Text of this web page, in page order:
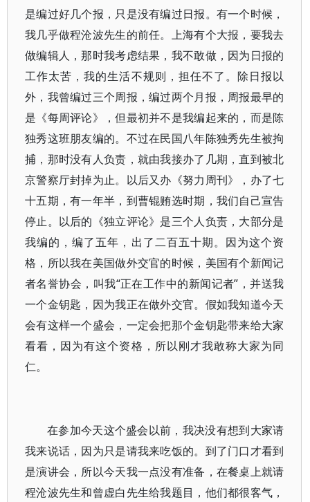
是编过好几个报，只是没有编过日报。有一个时候，
我几乎做程沧波先生的前任。上海有个大报，要我去
做编辑人，那时我考虑结果，我不敢做，因为日报的
工作太苦，我的生活不规则，担任不了。除日报以
外，我曾编过三个周报，编过两个月报，周报最早的
是《每周评论》，但最初并不是我编起来的，而是陈
独秀这班朋友编的。不过在民国八年陈独秀先生被拘
捕，那时没有人负责，就由我接办了几期，直到被北
京警察厅封掉为止。以后又办《努力周刊》，办了七
十五期，有一年半，到曹锟贿选时期，我们自己宣告
停止。以后的《独立评论》是三个人负责，大部分是
我编的，编了五年，出了二百五十期。因为这个资
格，所以我在美国做外交官的时候，美国有个新闻记
者名誉协会，叫我“正在工作中的新闻记者”，并送我
一个金钥匙，因为我正在做外交官。假如我知道今天
会有这样一个盛会，一定会把那个金钥匙带来给大家
看看，因为有这个资格，所以刚才我敢称大家为同
仁。
在参加今天这个盛会以前，我决没有想到大家请
我来说话，因为只是请我来吃饭的。到了门口才看到
是演讲会，所以今天我一点没有准备，在餐桌上就请
程沧波先生和曾虚白先生给我题目，他们都很客气，